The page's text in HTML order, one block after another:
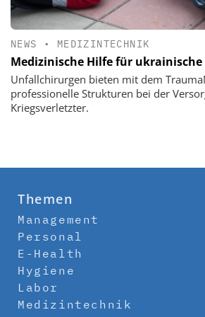
NEWS • MEDIZINTECHNIK
Medizinische Hilfe für
Unfallchirurgen bieten mit dem
professionelle Strukturen bei der
Kriegsverletzter.
Themen
Management
Personal
E-Health
Hygiene
Labor
Medizintechnik